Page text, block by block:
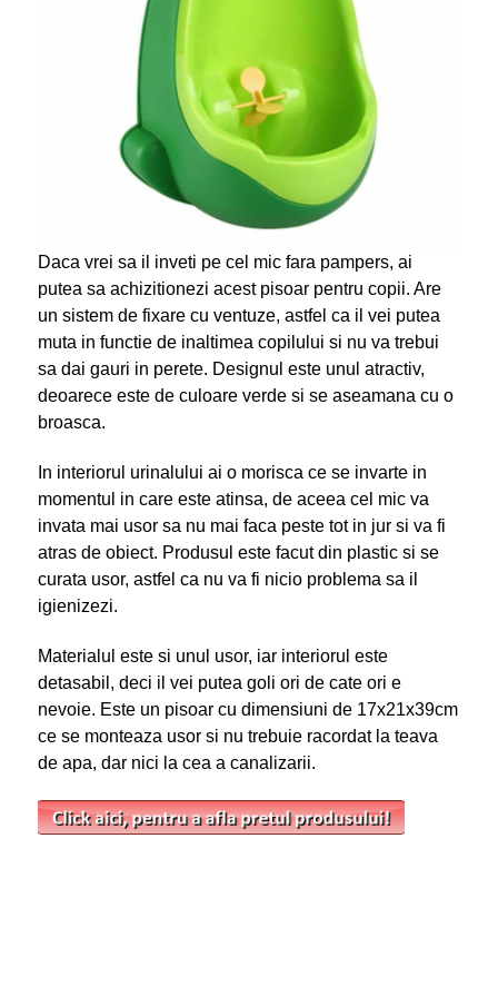
Daca vrei sa il inveti pe cel mic fara pampers, ai
putea sa achizitionezi acest pisoar pentru copii. Are
un sistem de fixare cu ventuze, astfel ca il vei putea
muta in functie de inaltimea copilului si nu va trebui
sa dai gauri in perete. Designul este unul atractiv,
deoarece este de culoare verde si se aseamana cu o
broasca.
In interiorul urinalului ai o morisca ce se invarte in
momentul in care este atinsa, de aceea cel mic va
invata mai usor sa nu mai faca peste tot in jur si va fi
atras de obiect. Produsul este facut din plastic si se
curata usor, astfel ca nu va fi nicio problema sa il
igienizezi.
Materialul este si unul usor, iar interiorul este
detasabil, deci il vei putea goli ori de cate ori e
nevoie. Este un pisoar cu dimensiuni de 17x21x39cm
ce se monteaza usor si nu trebuie racordat la teava
de apa, dar nici la cea a canalizarii.